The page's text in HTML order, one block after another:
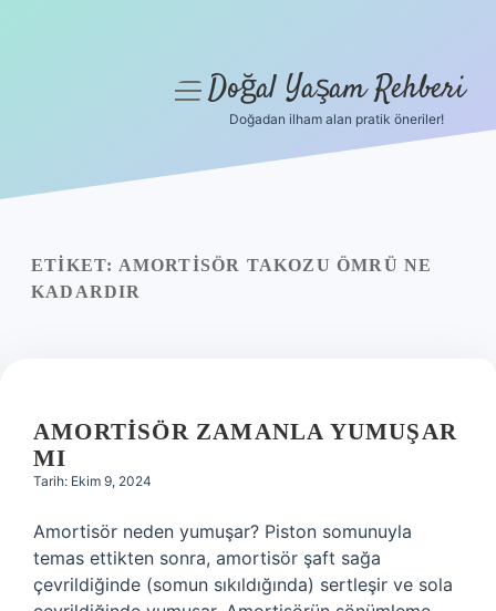
Yasal Uyarı
menüyüDoğal Yaşam Rehberi
Doğadan ilham alan pratik öneriler!
ETIKET: AMORTISÖR TAKOZU ÖMRÜ NE
KADARDIR
AMORTISÖR ZAMANLA YUMUŞAR
MI
Tarih: Ekim 9, 2024
Amortisör neden yumuşar? Piston somunuyla
temas ettikten sonra, amortisör şaft sağa
çevrildiğinde (somun sıkıldığında) sertleşir ve sola